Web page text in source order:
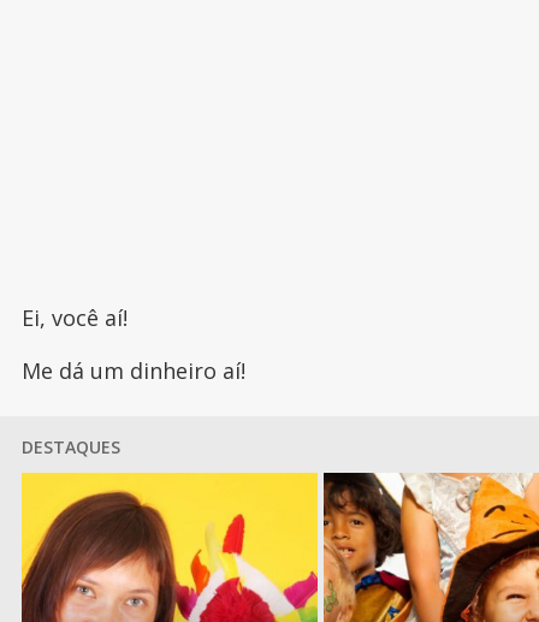
Ei, você aí!
Me dá um dinheiro aí!
DESTAQUES